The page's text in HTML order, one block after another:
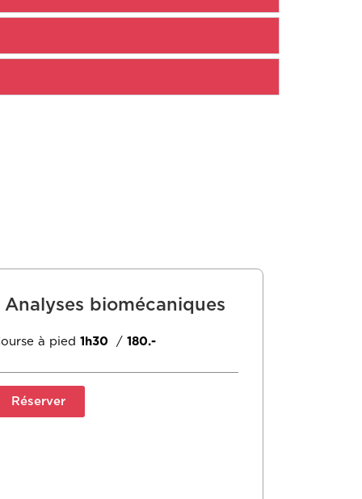
Analyses biomécaniques
à pied1h30 /180.-
Réserver